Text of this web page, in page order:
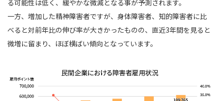
る可能性は低く、緩やかな微減となる事が予測されます。
一方、増加した精神障害者ですが、身体障害者、知的障害者に比
べると対前年比の伸び率が大きかったものの、直近3年間を見ると
微増に留まり、ほぼ横ばい傾向となっています。